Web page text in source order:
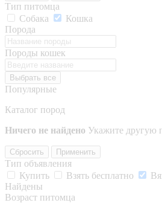
Тип питомца
Собака
Кошка
Порода
Породы кошек
Выбрать все
Популярные
Каталог пород
Ничего не найдено Укажите другую
Сбросить Применить
Тип объявления
Купить
Взять бесплатно
Найдены
Возраст питомца